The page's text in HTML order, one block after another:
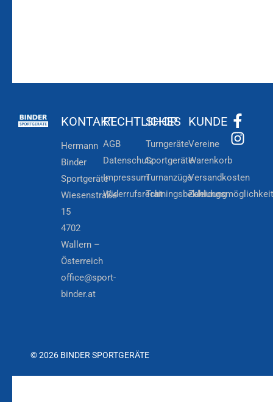
KONTAKT
Hermann
Binder
Sportgeräte
Wiesenstraße
15
4702
Wallern –
Österreich
office@sport-
binder.at
RECHTLICHES
AGB
Datenschutz
Impressum
Widerrufsrecht
SHOP
Turngeräte
Sportgeräte
Turnanzüge
Trainingsbekleidung
KUNDE
Vereine
Warenkorb
Versandkosten
© 2026 BINDER SPORTGERÄTE